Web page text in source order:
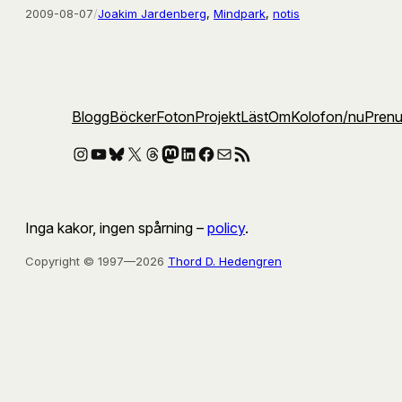
2009-08-07/Joakim Jardenberg, Mindpark, notis
BloggBöckerFotonProjektLästOmKolofon/nu
Instagram
YouTube
Bluesky
X Threads
Mastodon
LinkedIn
Facebook
E-postRSS-flöde
Inga kakor, ingen spårning – policy.
Copyright © 1997—2026 Thord D. Hedengren